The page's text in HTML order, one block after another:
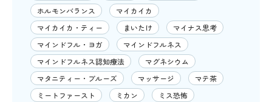
ホルモンバランス
マイカイカ
マイカイカ・ティー
まいたけ
マイナス思考
マインドフル・ヨガ
マインドフルネス
マインドフルネス認知療法
マグネシウム
マタニティー・ブルーズ
マッサージ
マテ茶
ミートファースト
ミカン
ミス恐怖